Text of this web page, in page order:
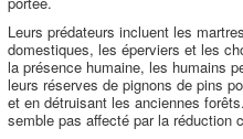
Leurs prédateurs incluent les
domestiques, les éperviers et les
la présence humaine, les humains
leurs réserves de pignons de pins
et en détruisant les anciennes
semble pas affecté par la réduction